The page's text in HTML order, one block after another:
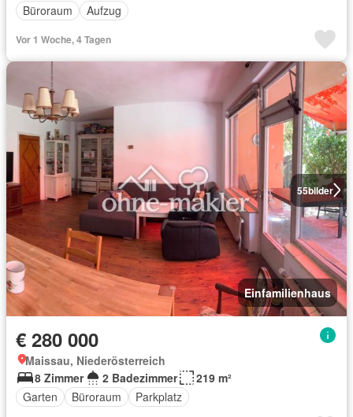
Büroraum Aufzug
Vor 1 Woche, 4 Tagen
55bilder
Einfamilienhaus
€ 280 000
Maissau, Niederösterreich
8 Zimmer
2 Badezimmer
219 m²
Garten
Büroraum Parkplatz